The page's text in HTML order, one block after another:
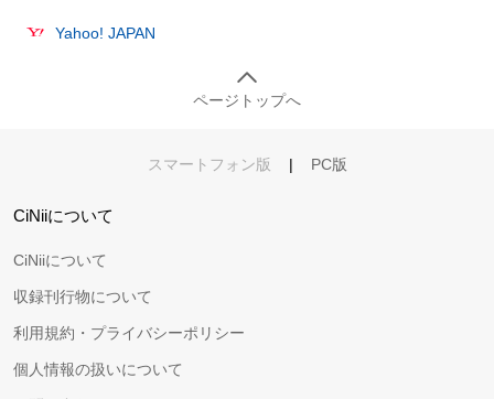
Yahoo! JAPAN
ページトップへ
スマートフォン版 | PC版
CiNiiについて
CiNiiについて
収録刊行物について
利用規約・プライバシーポリシー
個人情報の扱いについて